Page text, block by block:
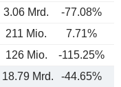
3.06 Mrd. -77.08%
211 Mio. 7.71%
126 Mio. -115.25%
18.79 Mrd. -44.65%